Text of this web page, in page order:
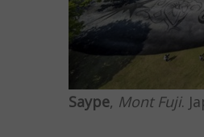
Saype, Mont Fuji.